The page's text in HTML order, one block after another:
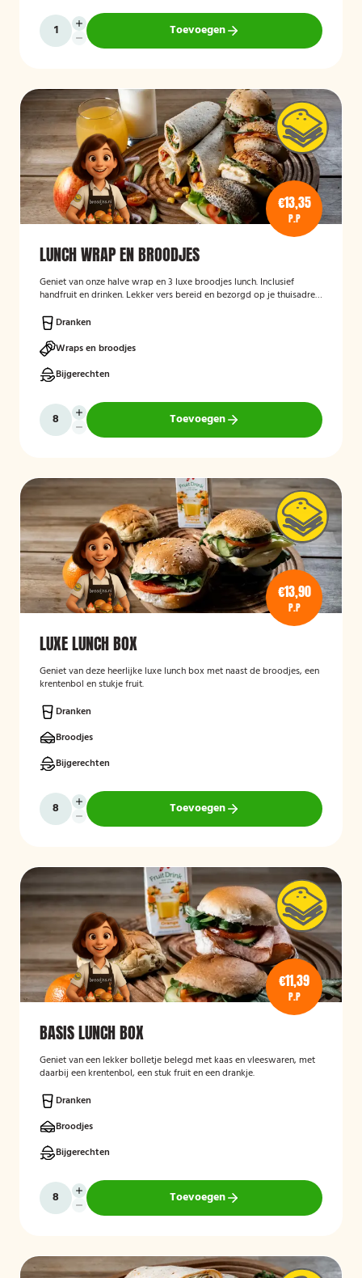
Toevoegen
€13,35
P.P
LUNCH WRAP EN BROODJES
Geniet van onze halve wrap en 3 luxe broodjes lunch. Inclusief
handfruit en drinken. Lekker vers bereid en bezorgd op je thuisadres
Dranken
Wraps en broodjes
Bijgerechten
Toevoegen
€13,90
P.P
LUXE LUNCH BOX
Geniet van deze heerlijke luxe lunch box met naast de broodjes, een
krentenbol en stukje fruit.
Dranken
Broodjes
Bijgerechten
Toevoegen
€11,39
P.P
BASIS LUNCH BOX
Geniet van een lekker bolletje belegd met kaas en vleeswaren, met
daarbij een krentenbol, een stuk fruit en een drankje.
Dranken
Broodjes
Bijgerechten
Toevoegen